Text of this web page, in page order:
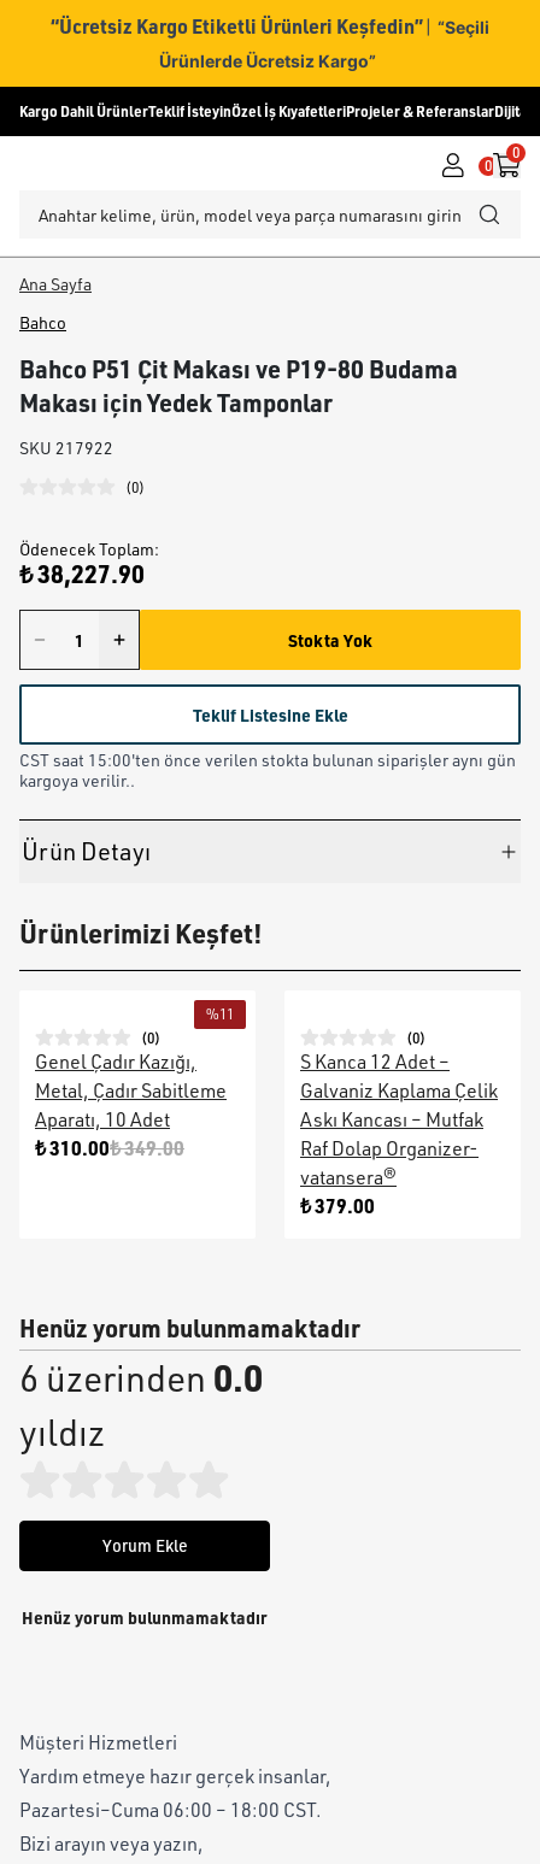
“Ücretsiz Kargo Etiketli Ürünleri Keşfedin” | “Seçili
Ürünlerde Ücretsiz Kargo”
Kargo Dahil ÜrünlerTeklif İsteyinÖzel İş KıyafetleriProjeler & ReferanslarDijital
0
0
Ana Sayfa
Bahco
Bahco P51 Çit Makası ve P19-80 Budama
Makası için Yedek Tamponlar
SKU 217922
(0)
Ödenecek Toplam:
₺ 38,227.90
Stokta Yok
Teklif Listesine Ekle
CST saat 15:00'ten önce verilen stokta bulunan siparişler aynı gün
kargoya verilir..
Ürün Detayı
Ürünlerimizi Keşfet!
%11
(0)
Genel Çadır Kazığı,
Metal, Çadır Sabitleme
Aparatı, 10 Adet
₺ 310.00₺ 349.00
(0)
S Kanca 12 Adet –
Galvaniz Kaplama Çelik
Askı Kancası – Mutfak
Raf Dolap Organizer-
vatansera®
₺ 379.00
Henüz yorum bulunmamaktadır
6 üzerinden 0.0
yıldız
Yorum Ekle
Henüz yorum bulunmamaktadır
Müşteri Hizmetleri
Yardım etmeye hazır gerçek insanlar,
Pazartesi–Cuma 06:00 – 18:00 CST.
Bizi arayın veya yazın,